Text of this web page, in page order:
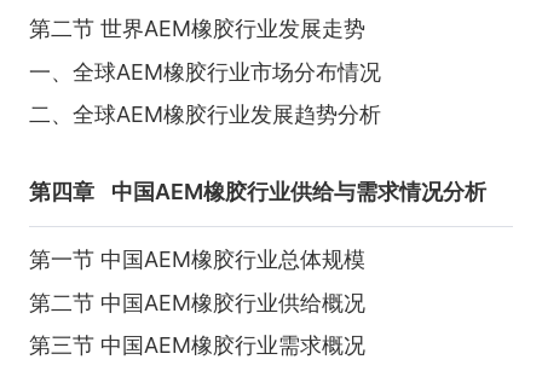
第二节 世界AEM橡胶行业发展走势
一、全球AEM橡胶行业市场分布情况
二、全球AEM橡胶行业发展趋势分析
第四章 中国AEM橡胶行业供给与需求情况分析
第一节 中国AEM橡胶行业总体规模
第二节 中国AEM橡胶行业供给概况
第三节 中国AEM橡胶行业需求概况